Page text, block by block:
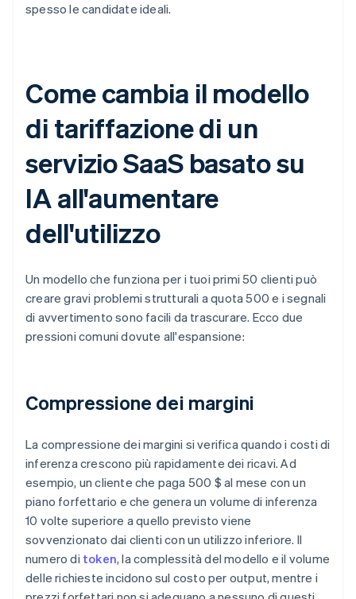
spesso le candidate ideali.
Come cambia il modello
di tariffazione di un
servizio SaaS basato su
IA all'aumentare
dell'utilizzo
Un modello che funziona per i tuoi primi 50 clienti può
creare gravi problemi strutturali a quota 500 e i segnali
di avvertimento sono facili da trascurare. Ecco due
pressioni comuni dovute all'espansione:
Compressione dei margini
La compressione dei margini si verifica quando i costi di
inferenza crescono più rapidamente dei ricavi. Ad
esempio, un cliente che paga 500 $ al mese con un
piano forfettario e che genera un volume di inferenza
10 volte superiore a quello previsto viene
sovvenzionato dai clienti con un utilizzo inferiore. Il
numero di token, la complessità del modello e il volume
delle richieste incidono sul costo per output, mentre i